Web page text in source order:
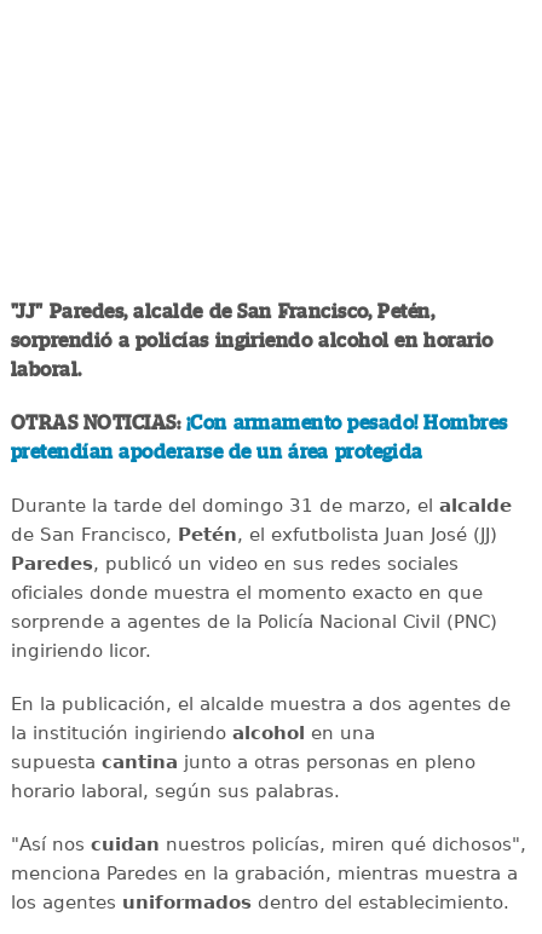
"JJ" Paredes, alcalde de San Francisco, Petén,
sorprendió a policías ingiriendo alcohol en horario
laboral.
OTRAS NOTICIAS: ¡Con armamento pesado! Hombres
pretendían apoderarse de un área protegida
Durante la tarde del domingo 31 de marzo, el alcalde
de San Francisco, Petén, el exfutbolista Juan José (JJ)
Paredes, publicó un video en sus redes sociales
oficiales donde muestra el momento exacto en que
sorprende a agentes de la Policía Nacional Civil (PNC)
ingiriendo licor.
En la publicación, el alcalde muestra a dos agentes de
la institución ingiriendo alcohol en una
supuesta cantina junto a otras personas en pleno
horario laboral, según sus palabras.
"Así nos cuidan nuestros policías, miren qué dichosos",
menciona Paredes en la grabación, mientras muestra a
los agentes uniformadosdentro del establecimiento.